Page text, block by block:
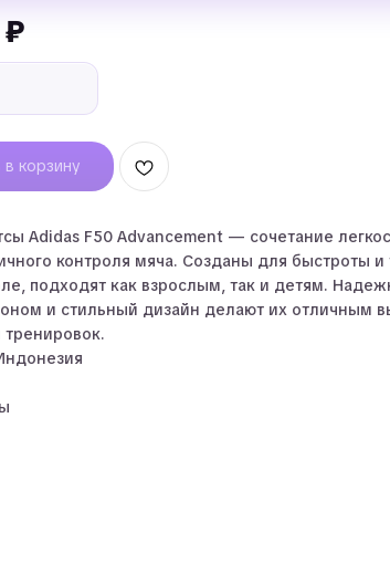
₽
корзину
Adidas F50 Advancement — сочетание
контроля мяча. Созданы для быстроты и
подходят как взрослым, так и детям.
и стильный дизайн делают их отличным